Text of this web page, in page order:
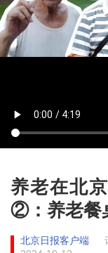
养老在北
②：养老餐
北京日报客户端